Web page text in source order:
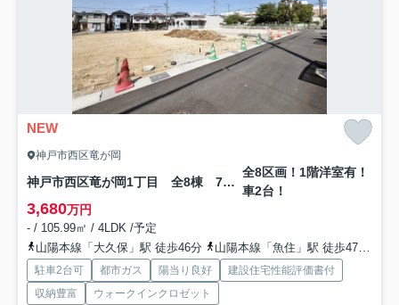
NEW
神戸市西区竜が岡
神戸市西区竜が岡1丁目 全8棟 7号棟 新築戸建
全8区画！1階洋室有！
車2台！
3,680万円
- / 105.99㎡ / 4LDK /予定
山陽本線「大久保」駅 徒歩46分
山陽本線「魚住」駅 徒歩47分
駐車2台可 都市ガス 陽当り良好
建設住宅性能評価書付
収納豊富
ウォークインクロゼット